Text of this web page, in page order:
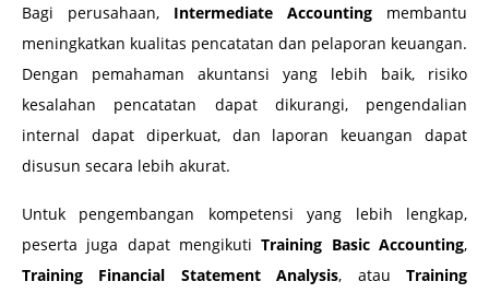
Bagi perusahaan, Intermediate Accounting membantu
meningkatkan kualitas pencatatan dan pelaporan keuangan.
Dengan pemahaman akuntansi yang lebih baik, risiko
kesalahan pencatatan dapat dikurangi, pengendalian
internal dapat diperkuat, dan laporan keuangan dapat
disusun secara lebih akurat.
Untuk pengembangan kompetensi yang lebih lengkap,
peserta juga dapat mengikutiTraining Basic Accounting,
Training Financial Statement Analysis, atauTraining